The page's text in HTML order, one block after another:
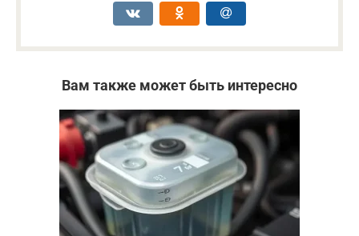
Вам также может быть интересно